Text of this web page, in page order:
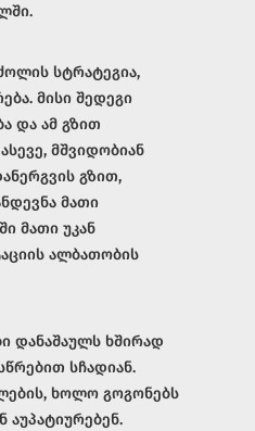
სტრატეგია,
მისი შედეგი
და ამ გზით
მშვიდობიან
გზით,
მათი
მათი უკან
ალბათობის
დანაშაულს ხშირად
სჩადიან.
ხოლო გოგონებს
აუპატიურებენ.